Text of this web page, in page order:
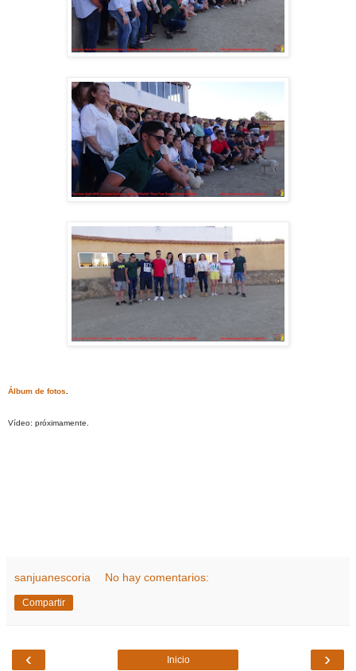
Álbum de fotos.
Vídeo: próximamente.
sanjuanescoria No hay comentarios:
Compartir
‹ ›
Inicio